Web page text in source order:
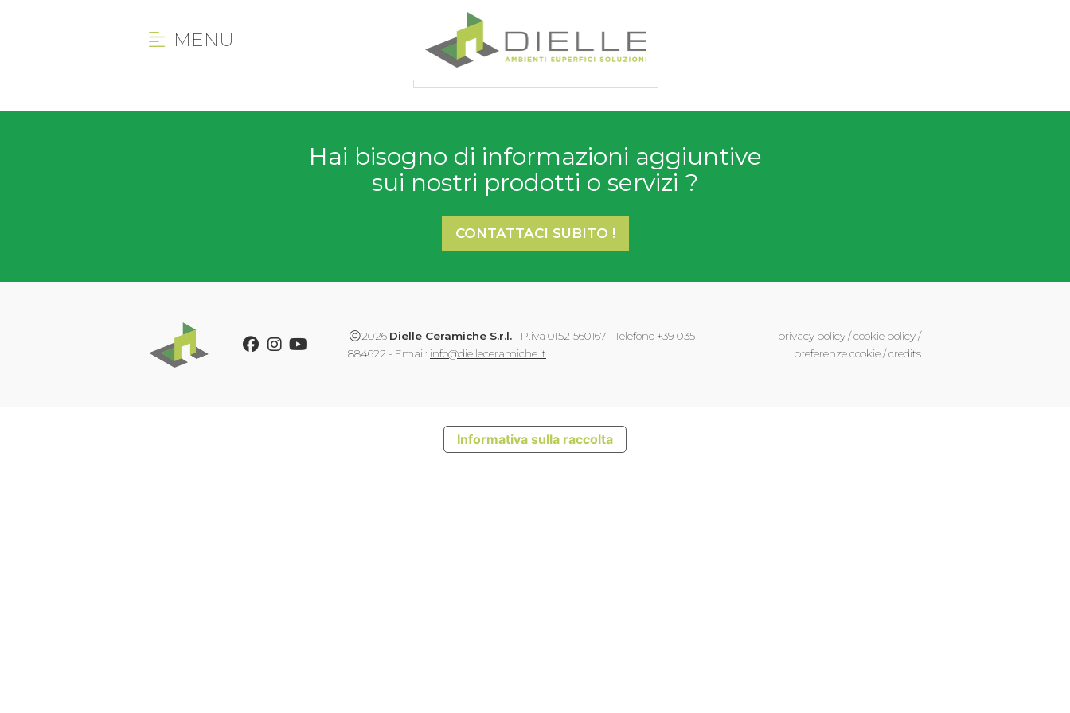
MENU
Dielle Ceramiche
Hai bisogno di informazioni aggiuntive
sui nostri prodotti o servizi ?
CONTATTACI SUBITO !
Facebook
Instagram
Youtube
2026 Dielle Ceramiche S.r.l. - P.iva 01521560167 - Telefono +39 035
884622 - Email: info@dielleceramiche.it
privacy policy/cookie policy/
preferenze cookie/credits
Informativa sulla raccolta